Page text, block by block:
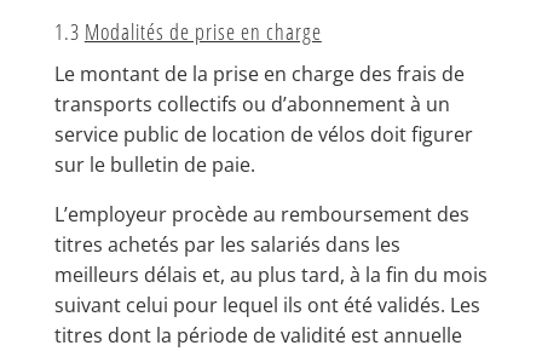
1.3 Modalités de prise en charge
Le montant de la prise en charge des frais de
transports collectifs ou d’abonnement à un
service public de location de vélos doit figurer
sur le bulletin de paie.
L’employeur procède au remboursement des
titres achetés par les salariés dans les
meilleurs délais et, au plus tard, à la fin du mois
suivant celui pour lequel ils ont été validés. Les
titres dont la période de validité est annuelle